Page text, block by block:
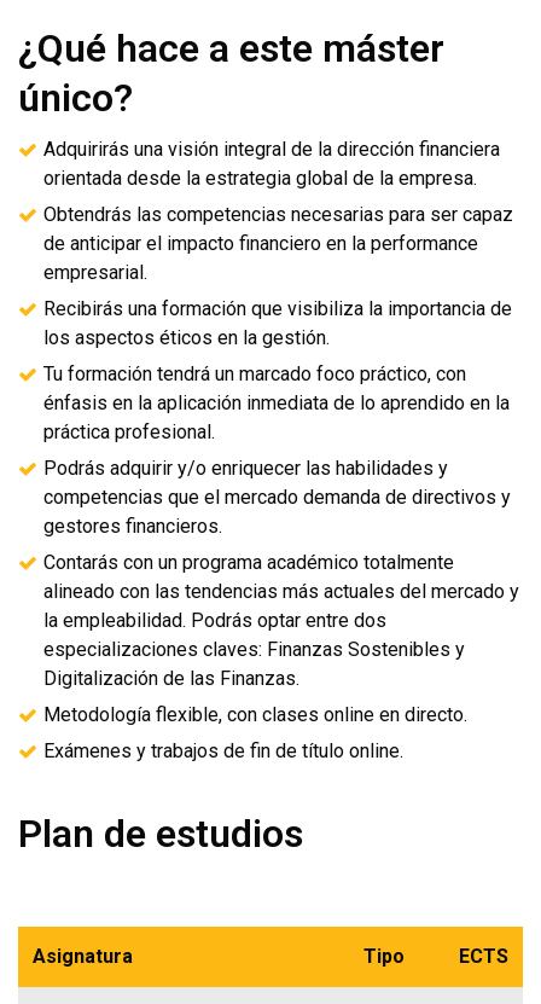
¿Qué hace a este máster
único?
Adquirirás una visión integral de la dirección financiera
orientada desde la estrategia global de la empresa.
Obtendrás las competencias necesarias para ser capaz
de anticipar el impacto financiero en la performance
empresarial.
Recibirás una formación que visibiliza la importancia de
los aspectos éticos en la gestión.
Tu formación tendrá un marcado foco práctico, con
énfasis en la aplicación inmediata de lo aprendido en la
práctica profesional.
Podrás adquirir y/o enriquecer las habilidades y
competencias que el mercado demanda de directivos y
gestores financieros.
Contarás con un programa académico totalmente
alineado con las tendencias más actuales del mercado y
la empleabilidad. Podrás optar entre dos
especializaciones claves: Finanzas Sostenibles y
Digitalización de las Finanzas.
Metodología flexible, con clases online en directo.
Exámenes y trabajos de fin de título online.
Plan de estudios
Asignatura Tipo ECTS